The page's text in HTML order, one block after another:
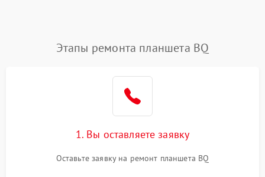
Этапы ремонта планшета BQ
1. Вы оставляете заявку
Оставьте заявку на ремонт планшета BQ